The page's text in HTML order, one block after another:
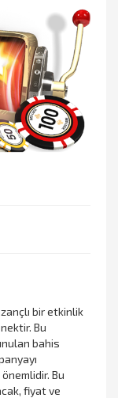
bir etkinlik
Bu
bahis
Bu
fiyat ve